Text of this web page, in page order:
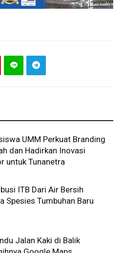
UMM Perkuat Branding
dan Hadirkan Inovasi
untuk Tunanetra
ITB Dari Air Bersih
Spesies Tumbuhan Baru
Jalan Kaki di Balik